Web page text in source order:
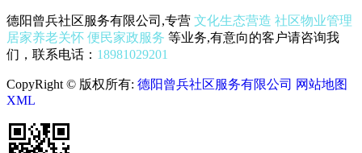
德阳曾兵社区服务有限公司,专营 文化生态营造 社区物业管理
居家养老关怀 便民家政服务 等业务,有意向的客户请咨询我
们，联系电话： 18981029201
CopyRight © 版权所有: 德阳曾兵社区服务有限公司 网站地图
XML